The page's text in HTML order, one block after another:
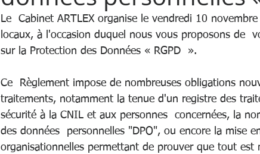
Le  Cabinet ARTLEX organise le vendredi 10
locaux, à l'occasion duquel nous vous proposons de
sur la Protection des Données « RGPD  ».
Ce  Règlement impose de nombreuses obligations
traitements, notamment la tenue d'un registre des
sécurité à la CNIL et aux personnes  concernées, la
des données  personnelles "DPO", ou encore la mise
organisationnelles permettant de prouver que tout